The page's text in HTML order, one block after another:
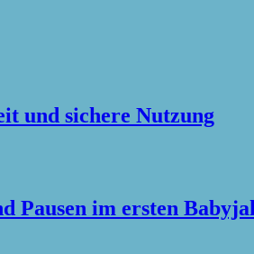
und sichere Nutzung
Pausen im ersten